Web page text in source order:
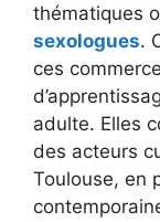
thématiques
sexologues.
ces
adulte. Elles
des acteurs
Toulouse, en